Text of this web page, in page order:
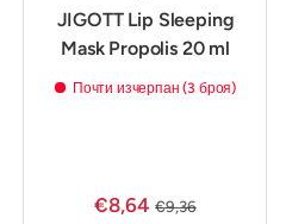
JIGOTT Lip Sleeping
Mask Propolis 20 ml
Почти изчерпан (3 броя)
€8,64 €9,36